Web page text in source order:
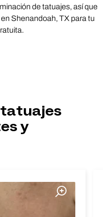
de tatuajes, así que
Shenandoah, TX para tu
y